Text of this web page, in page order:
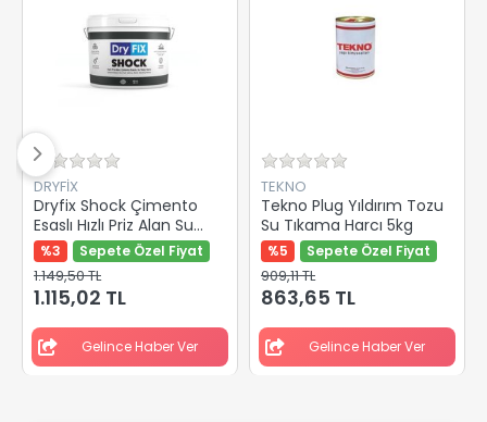
DRYFİX
Dryfix Shock Çimento
Esaslı Hızlı Priz Alan Su
Tıkaç Harcı 5 Kg
%3 Sepete Özel Fiyat
1.149,50 TL
1.115,02 TL
Gelince Haber Ver
TEKNO
Tekno Plug Yıldırım Tozu
Su Tıkama Harcı 5kg
%5 Sepete Özel Fiyat
909,11 TL
863,65 TL
Gelince Haber Ver